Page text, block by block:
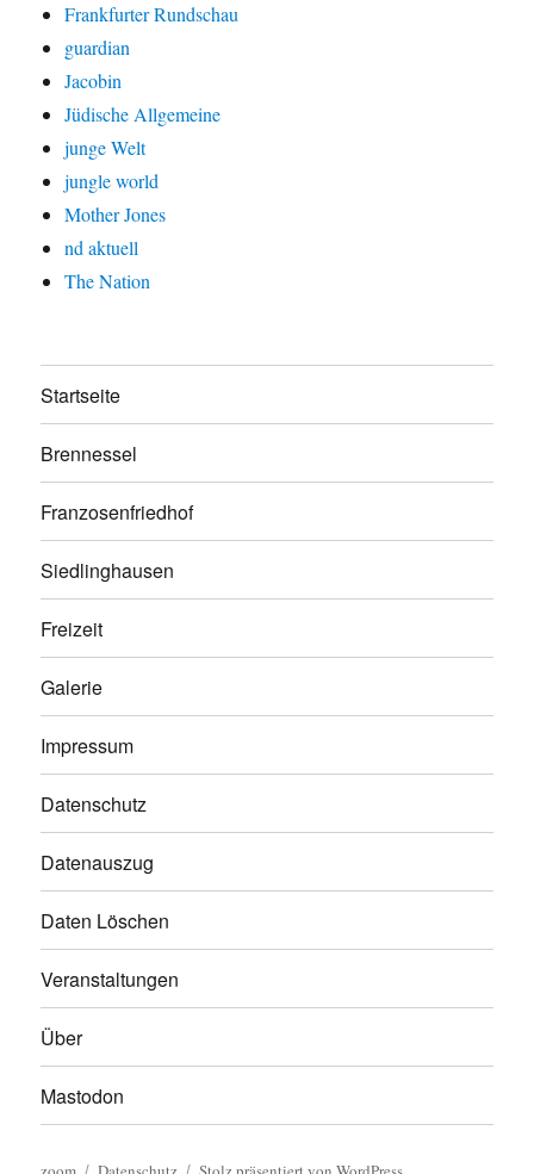
Frankfurter Rundschau
guardian
Jacobin
Jüdische Allgemeine
junge Welt
jungle world
Mother Jones
nd aktuell
The Nation
Startseite
Brennessel
Franzosenfriedhof
Siedlinghausen
Freizeit
Galerie
Impressum
Datenschutz
Datenauszug
Daten Löschen
Veranstaltungen
Über
Mastodon